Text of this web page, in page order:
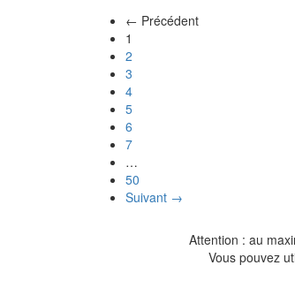
← Précédent
1
2
3
4
5
6
7
…
50
Suivant →
Attention : au
Vous pouvez